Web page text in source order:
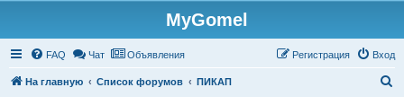
MyGomel
FAQ Чат Объявления Вход
Регистрация
На главную Список форумов ПИКАП